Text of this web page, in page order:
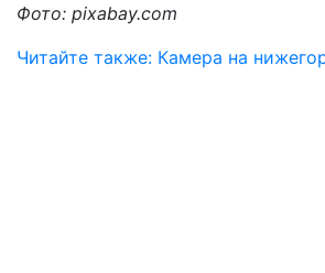
Фото: pixabay.com
Читайте также: Камера на